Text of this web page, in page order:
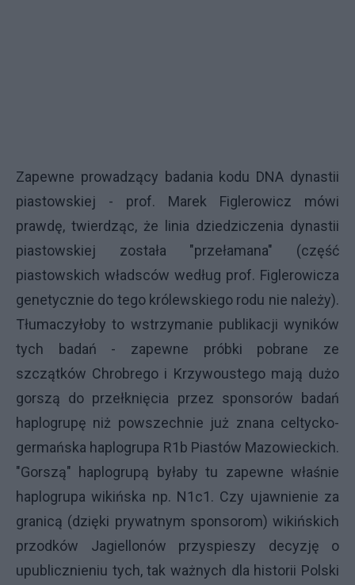
Zapewne prowadzący badania kodu DNA dynastii
piastowskiej - prof. Marek Figlerowicz mówi
prawdę, twierdząc, że linia dziedziczenia dynastii
piastowskiej została "przełamana" (część
piastowskich władsców według prof. Figlerowicza
genetycznie do tego królewskiego rodu nie należy).
Tłumaczyłoby to wstrzymanie publikacji wyników
tych badań - zapewne próbki pobrane ze
szczątków Chrobrego i Krzywoustego mają dużo
gorszą do przełknięcia przez sponsorów badań
haplogrupę niż powszechnie już znana celtycko-
germańska haplogrupa R1b Piastów Mazowieckich.
"Gorszą" haplogrupą byłaby tu zapewne właśnie
haplogrupa wikińska np. N1c1. Czy ujawnienie za
granicą (dzięki prywatnym sponsorom) wikińskich
przodków Jagiellonów przyspieszy decyzję o
upublicznieniu tych, tak ważnych dla historii Polski